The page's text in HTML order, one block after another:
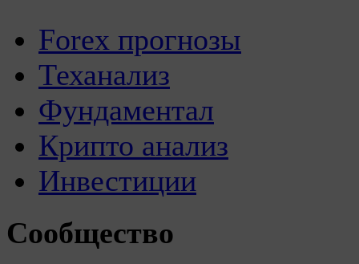
Forex прогнозы
Теханализ
Фундаментал
Крипто анализ
Инвестиции
Сообщество